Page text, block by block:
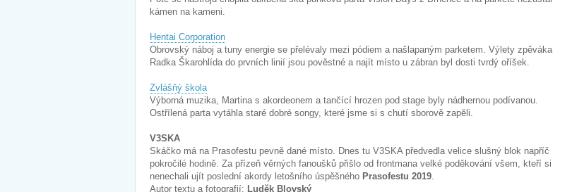
kámen na kameni.
Hentai Corporation
Obrovský náboj a tuny energie se přelévaly mezi pódiem a našlapaným parketem. Výlety zpěváka
Radka Škarohlída do prvních linií jsou pověstné a najít místo u zábran byl dosti tvrdý oříšek.
Zvlášňý škola
Výborná muzika, Martina s akordeonem a tančící hrozen pod stage byly nádhernou podívanou.
Ostřílená parta vytáhla staré dobré songy, které jsme si s chutí sborově zapěli.
V3SKA
Skáčko má na Prasofestu pevně dané místo. Dnes tu V3SKA předvedla velice slušný blok napříč
pokročilé hodině. Za přízeň věrných fanoušků přišlo od frontmana velké poděkování všem, kteří si
nenechali ujít poslední akordy letošního úspěšného Prasofestu 2019.
Autor textu a fotografií: Luděk Blovský